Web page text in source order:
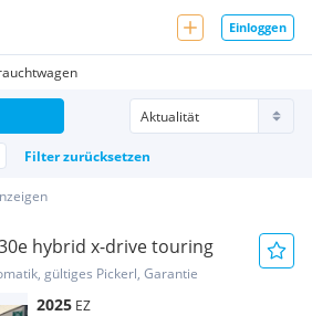
Einloggen
Filter zurücksetzen
hybrid x-drive touring
gültiges Pickerl, Garantie
2025 EZ